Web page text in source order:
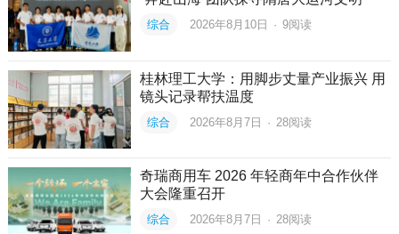
综合 2026年8月10日 · 9阅读
桂林理工大学：用脚步丈量产业振兴 用
镜头记录帮扶温度
综合 2026年8月7日 · 28阅读
奇瑞商用车 2026 年轻商年中合作伙伴
大会隆重召开
综合 2026年8月7日 · 28阅读